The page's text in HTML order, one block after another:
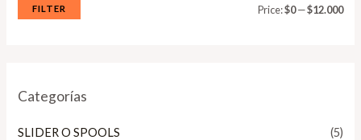
FILTER Price:$0—$12.000
Categorías
SLIDER O SPOOLS (5)